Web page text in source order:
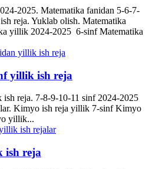
2025. Matematika fanidan 5-6-7-
reja. Yuklab olish. Matematika
yillik 2024-2025 6-sinf Matematika
yillik ish reja
reja. 7-8-9-10-11 sinf 2024-2025
Kimyo ish reja yillik 7-sinf Kimyo
yillik...
ish reja